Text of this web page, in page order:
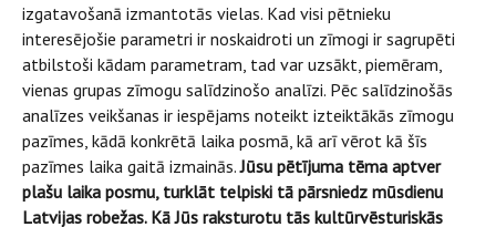
izgatavošanā izmantotās vielas. Kad visi pētnieku
interesējošie parametri ir noskaidroti un zīmogi ir sagrupēti
atbilstoši kādam parametram, tad var uzsākt, piemēram,
vienas grupas zīmogu salīdzinošo analīzi. Pēc salīdzinošās
analīzes veikšanas ir iespējams noteikt izteiktākās zīmogu
pazīmes, kādā konkrētā laika posmā, kā arī vērot kā šīs
pazīmes laika gaitā izmainās.Jūsu pētījuma tēma aptver
plašu laika posmu, turklāt telpiski tā pārsniedz mūsdienu
Latvijas robežas. Kā Jūs raksturotu tās kultūrvēsturiskās